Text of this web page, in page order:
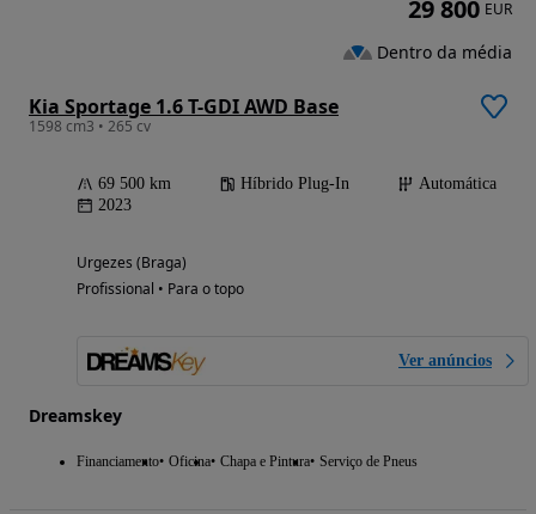
Kia Sportage 1.6 T-GDI AWD Base
1598 cm3 • 265 cv
69 500 km Híbrido Plug-In
Automática
2023
Urgezes (Braga)
Profissional • Para o topo
Ver anúncios
Dreamskey
Financiamento Oficina Chapa e Pintura Serviço de Pneus
29 800 EUR
Dentro da média